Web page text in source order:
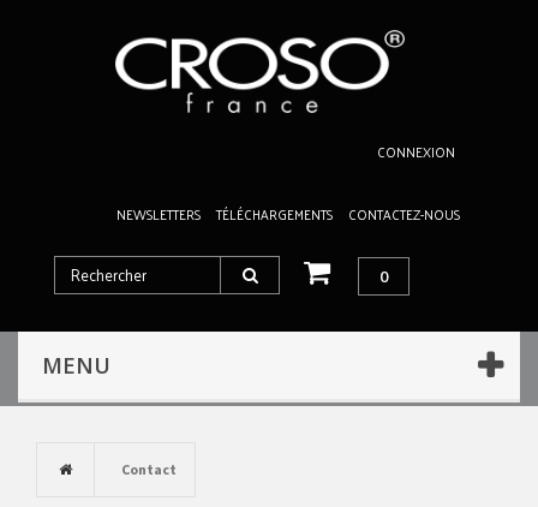
CONNEXION
NEWSLETTERS TÉLÉCHARGEMENTS CONTACTEZ-NOUS
0
MENU
Contact